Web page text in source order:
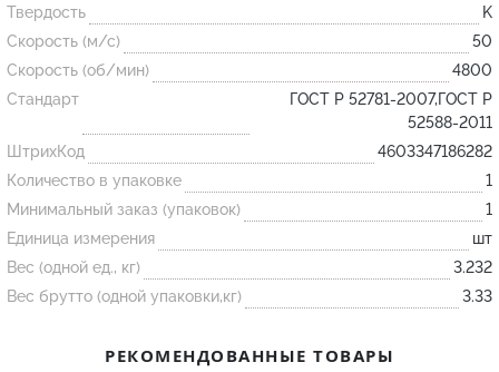
Муфель
Черпак
Шербер
Трубка
Стержень
Пробка
Подставка
Лодочка
Контакт
Твердость
K
Скорость (м/с)
50
Скорость (об/мин)
4800
Стандарт
ГОСТ Р 52781-2007,ГОСТ Р
52588-2011
ШтрихКод
4603347186282
Количество в упаковке
1
Минимальный заказ (упаковок)
1
Единица измерения
шт
Вес (одной ед., кг)
3.232
Вес брутто (одной упаковки,кг)
3.33
РЕКОМЕНДОВАННЫЕ ТОВАРЫ